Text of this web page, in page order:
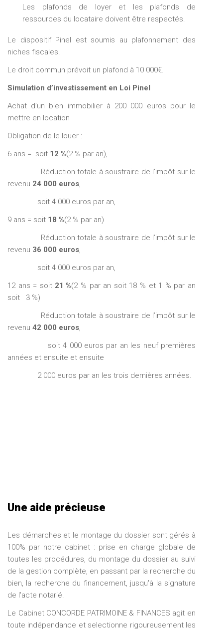
Les plafonds de loyer et les plafonds de
ressources du locataire doivent être respectés.
Le dispositif Pinel est soumis au plafonnement des
niches fiscales.
Le droit commun prévoit un plafond à 10 000€.
Simulation d’investissement en Loi Pinel
Achat d’un bien immobilier à 200 000 euros pour le
mettre en location
Obligation de le louer :
6 ans = soit 12 %(2 % par an),
Réduction totale à soustraire de l’impôt sur le
revenu 24 000 euros,
soit 4 000 euros par an,
9 ans = soit 18 %(2 % par an)
Réduction totale à soustraire de l’impôt sur le
revenu 36 000 euros,
soit 4 000 euros par an,
12 ans = soit 21 %(2 % par an soit 18 % et 1 % par an
soit 3 %)
Réduction totale à soustraire de l’impôt sur le
revenu 42 000 euros,
soit 4 000 euros par an les neuf premières
années et ensuite et ensuite
2 000 euros par an les trois dernières années.
Une aide précieuse
Les démarches et le montage du dossier sont gérés à
100% par notre cabinet : prise en charge globale de
toutes les procédures, du montage du dossier au suivi
de la gestion complète, en passant par la recherche du
bien, la recherche du financement, jusqu'à la signature
de l'acte notarié.
Le Cabinet CONCORDE PATRIMOINE & FINANCES agit en
toute indépendance et selectionne rigoureusement les